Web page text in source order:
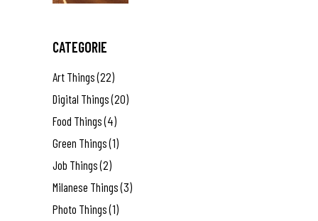
CATEGORIE
Art Things(22)
Digital Things(20)
Food Things(4)
Green Things(1)
Job Things(2)
Milanese Things(3)
Photo Things(1)